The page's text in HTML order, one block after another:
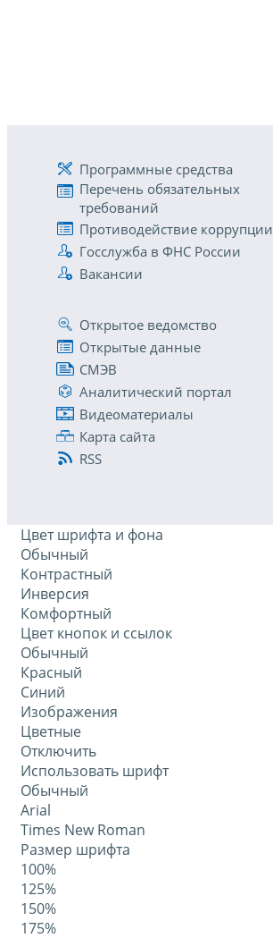
Программные средства
Перечень обязательных
требований
Противодействие коррупции
Госслужба в ФНС России
Вакансии
Открытое ведомство
Открытые данные
СМЭВ
Аналитический портал
Видеоматериалы
Карта сайта
RSS
Цвет шрифта и фона
Обычный
Контрастный
Инверсия
Комфортный
Цвет кнопок и ссылок
Обычный
Красный
Синий
Изображения
Цветные
Отключить
Использовать шрифт
Обычный
Arial
Times New Roman
Размер шрифта
100%
125%
150%
175%